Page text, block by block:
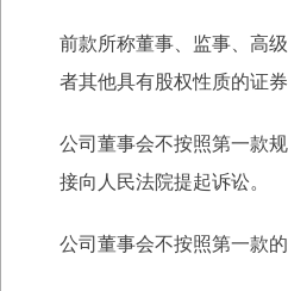
前款所称董事、监事、高
者其他具有股权性质的证券
公司董事会不按照第一款
接向人民法院提起诉讼。
公司董事会不按照第一款